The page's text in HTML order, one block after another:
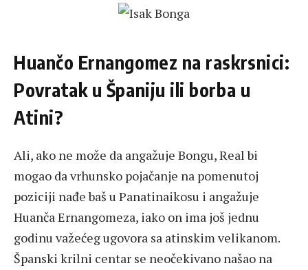
Huančo Ernangomez na raskrsnici:
Povratak u Španiju ili borba u
Atini?
Ali, ako ne može da angažuje Bongu, Real bi
mogao da vrhunsko pojačanje na pomenutoj
poziciji nađe baš u Panatinaikosu i angažuje
Huanča Ernangomeza, iako on ima još jednu
godinu važećeg ugovora sa atinskim velikanom.
Španski krilni centar se neočekivano našao na